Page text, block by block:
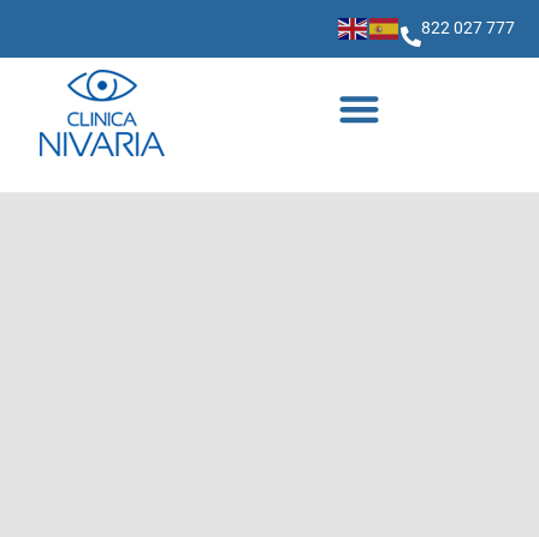
822 027 777